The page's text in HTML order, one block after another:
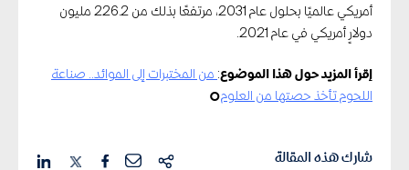
أمريكي عالميًا بحلول عام 2031، مرتفعًا بذلك من 226.2 مليون
دولارٍ أمريكي في عام 2021.
إقرأ المزيد حول هذا الموضوع: من المختبرات إلى الموائد.. صناعة
اللحوم تأخذ حصتها من العلوم¢
شارك هذه المقالة